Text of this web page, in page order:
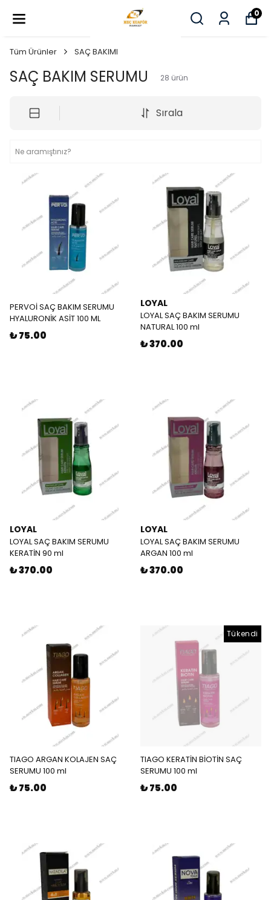
0
Tüm Ürünler SAÇ BAKIMI
SAÇ BAKIM SERUMU 28 ürün
Sırala
PERVOİ SAÇ BAKIM SERUMU
HYALURONİK ASİT 100 ML
₺ 75.00
LOYAL
LOYAL SAÇ BAKIM SERUMU
NATURAL 100 ml
₺ 370.00
LOYAL
LOYAL SAÇ BAKIM SERUMU
KERATİN 90 ml
₺ 370.00
LOYAL
LOYAL SAÇ BAKIM SERUMU
ARGAN 100 ml
₺ 370.00
TIAGO ARGAN KOLAJEN SAÇ
SERUMU 100 ml
₺ 75.00
Tükendi
TIAGO KERATİN BİOTİN SAÇ
SERUMU 100 ml
₺ 75.00